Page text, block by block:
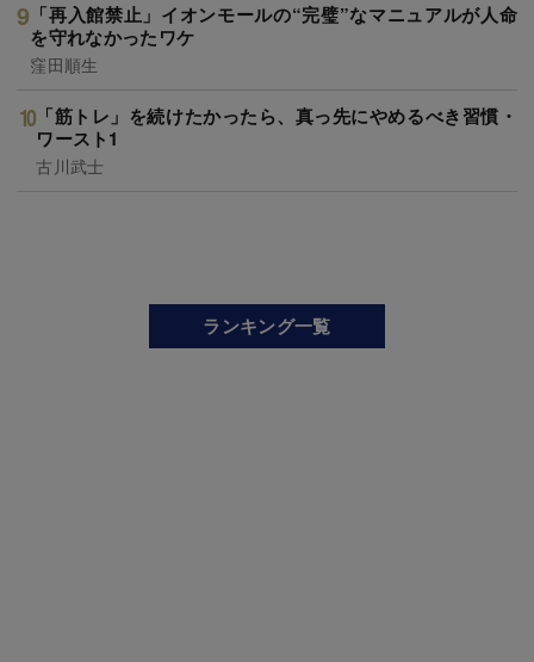
「再入館禁止」イオンモールの“完璧”なマニュアルが人命
を守れなかったワケ
窪田順生
「筋トレ」を続けたかったら、真っ先にやめるべき習慣・
ワースト1
古川武士
ランキング一覧